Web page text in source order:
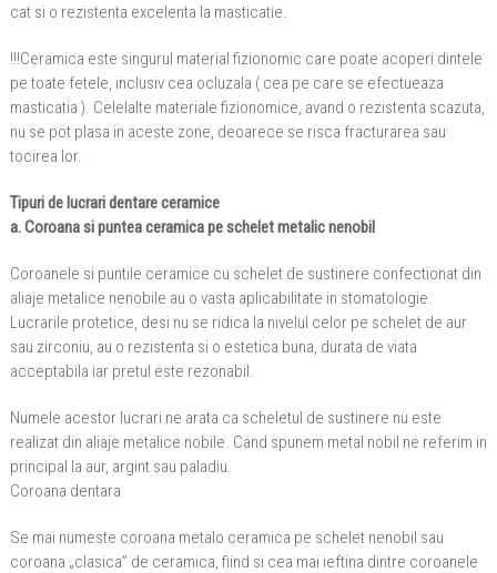
cat si o rezistenta excelenta la masticatie.
!!!Ceramica este singurul material fizionomic care poate acoperi dintele
pe toate fetele, inclusiv cea ocluzala ( cea pe care se efectueaza
masticatia ). Celelalte materiale fizionomice, avand o rezistenta scazuta,
nu se pot plasa in aceste zone, deoarece se risca fracturarea sau
tocirea lor.
Tipuri de lucrari dentare ceramice
a. Coroana si puntea ceramica pe schelet metalic nenobil
Coroanele si puntile ceramice cu schelet de sustinere confectionat din
aliaje metalice nenobile au o vasta aplicabilitate in stomatologie.
Lucrarile protetice, desi nu se ridica la nivelul celor pe schelet de aur
sau zirconiu, au o rezistenta si o estetica buna, durata de viata
acceptabila iar pretul este rezonabil.
Numele acestor lucrari ne arata ca scheletul de sustinere nu este
realizat din aliaje metalice nobile. Cand spunem metal nobil ne referim in
principal la aur, argint sau paladiu.
Coroana dentara
Se mai numeste coroana metalo ceramica pe schelet nenobil sau
coroana „clasica” de ceramica, fiind si cea mai ieftina dintre coroanele